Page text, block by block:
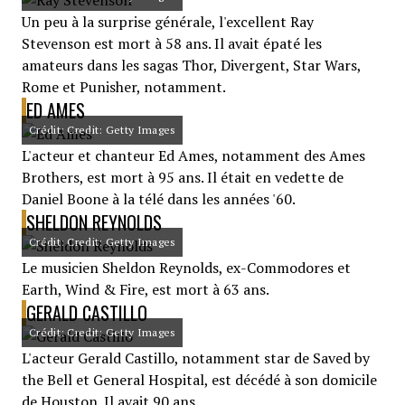
Un peu à la surprise générale, l'excellent Ray
Stevenson est mort à 58 ans. Il avait épaté les
amateurs dans les sagas Thor, Divergent, Star Wars,
Rome et Punisher, notamment.
ED AMES
Crédit: Credit: Getty Images
L'acteur et chanteur Ed Ames, notamment des Ames
Brothers, est mort à 95 ans. Il était en vedette de
Daniel Boone à la télé dans les années '60.
SHELDON REYNOLDS
Crédit: Credit: Getty Images
Le musicien Sheldon Reynolds, ex-Commodores et
Earth, Wind & Fire, est mort à 63 ans.
GERALD CASTILLO
Crédit: Credit: Getty Images
L'acteur Gerald Castillo, notamment star de Saved by
the Bell et General Hospital, est décédé à son domicile